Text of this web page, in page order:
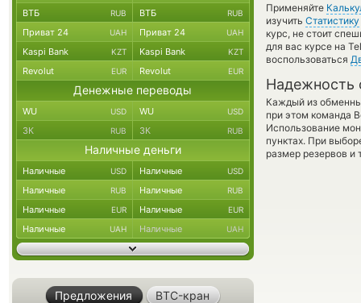
Применяйте
изучить Статистику
курс, не стоит
для вас курсе на
воспользоваться
Надежность
Каждый из
при этом команда
Использование
пунктах. При
размер резервов и
ВТБ RUB ВТБ RUB
Приват 24 UAH Приват 24 UAH
Kaspi Bank KZT Kaspi Bank KZT
Revolut EUR Revolut EUR
Денежные переводы
WU USD WU USD
ЗК RUB ЗК RUB
Наличные деньги
Наличные USD Наличные USD
Наличные RUB Наличные RUB
Наличные EUR Наличные EUR
Наличные UAH Наличные UAH
Предложения BTC-кран